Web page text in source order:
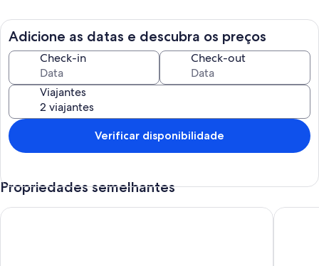
Banco 24 horas, posto de gasolina e tudo o mais.
Para aventuras na natureza você está a apenas 10 minutos da trilha
da Serra da Cachoeira do Mendanha e percorrendo cerca de 40
minutos de carro você chega nas praias e outras cachoeiras da Zona
Oeste e da Costa Verde, como Itacuruçá, Recreio, Barra, Pedra do
Telégrafo e Cachoeira de Muriqui.
Se quiser esses passeios cariocas, agende comigo!
Se precisa hospedar mais pessoas na casa ou por mais tempo, fale
comigo. Podemos negociar.
Consulte sobre condicoes especiais para longas estadias.
Adicione as datas e descubra os preços
Check-in Check-out
Viajantes
Verificar disponibilidade
Propriedades semelhantes
10 Verano Stay Flat com garagem ( wi-fi, garagem e cozinha)
Suite